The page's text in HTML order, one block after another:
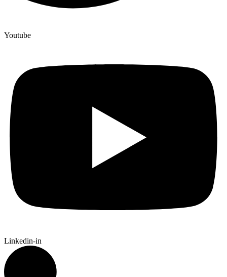
Youtube
Linkedin-in